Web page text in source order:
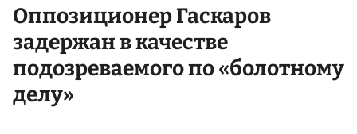
Оппозиционер Гаскаров
задержан в качестве
подозреваемого по «болотному
делу»